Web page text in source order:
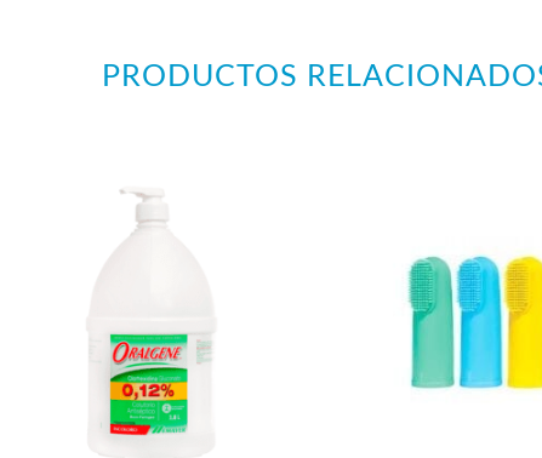
PRODUCTOS